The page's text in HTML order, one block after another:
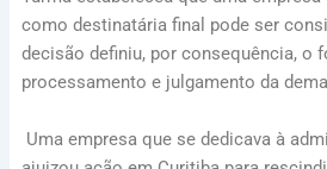
como destinatária final pode ser
decisão definiu, por consequência, o
processamento e julgamento da
Uma empresa que se dedicava à